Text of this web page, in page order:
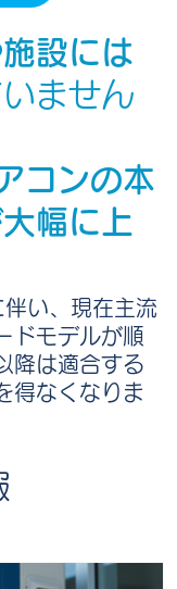
設には
ません
コンの本
幅に上
い、現在主流
ドモデルが順
降は適合する
得なくなりま